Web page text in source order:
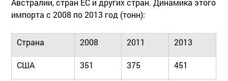
импорта с 2008 по 2013 год (тонн):
Страна 2008 2011 2013
США 351 375 451